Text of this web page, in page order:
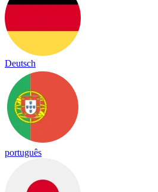
Deutsch
português